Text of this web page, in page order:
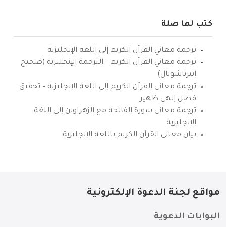
كتب لها صلة
ترجمة معاني القرآن الكريم إلى اللغة الإنجليزية
ترجمة معاني القرآن الكريم – الترجمة الإنجليزية (صحيح
انترناشونال)
ترجمة معاني القرآن الكريم إلى اللغة الإنجليزية – تحقيق
فضل إلهي ظهير
ترجمة معاني سورة الفاتحة مع الزهراوين إلى اللغة
الإنجليزية
بيان معاني القرآن الكريم باللغة الإنجليزية
مواقع لجنة الدعوة الإلكترونية
البوابات الدعوية